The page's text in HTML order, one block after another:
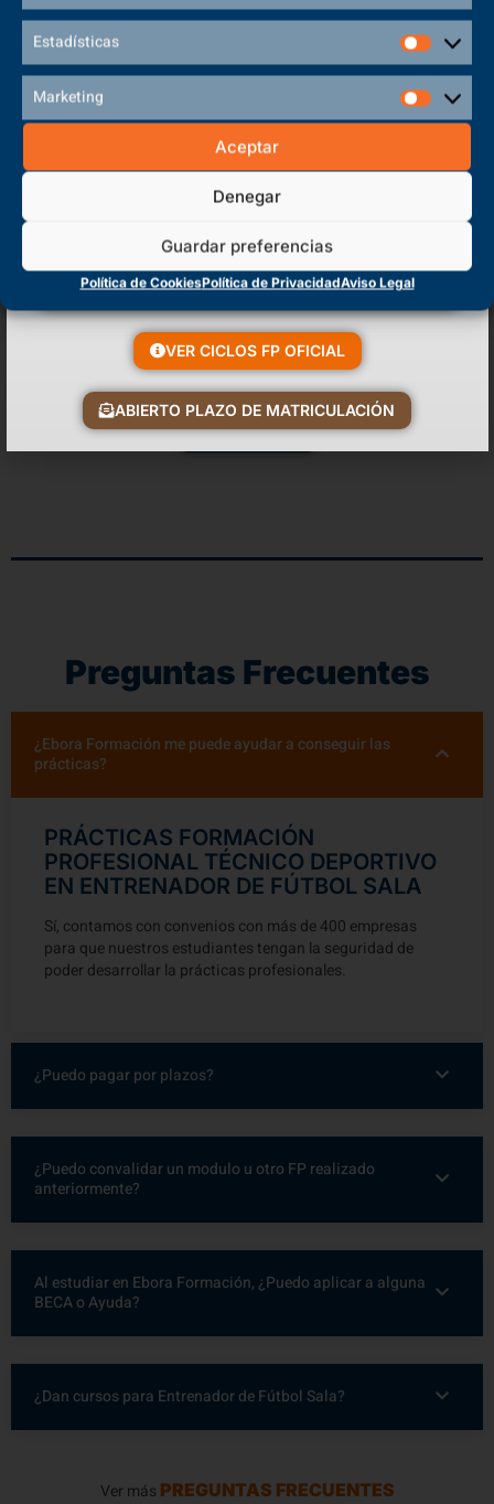
Estadísticas
Marketing
Aceptar
Denegar
Guardar preferencias
Política de CookiesPolítica de PrivacidadAviso Legal
En Entrenador de Fútbol Sala
Inserción Laboral
Competencias
Puestos de Trabajo
Requisitos
Preguntas Frecuentes
¿Ebora Formación me puede ayudar a conseguir las
prácticas?
PRÁCTICAS FORMACIÓN
PROFESIONAL TÉCNICO DEPORTIVO
EN ENTRENADOR DE FÚTBOL SALA
Sí, contamos con convenios con más de 400 empresas
para que nuestros estudiantes tengan la seguridad de
poder desarrollar la prácticas profesionales.
¿Puedo pagar por plazos?
¿Puedo convalidar un modulo u otro FP realizado
anteriormente?
Al estudiar en Ebora Formación, ¿Puedo aplicar a alguna
BECA o Ayuda?
¿Dan cursos para Entrenador de Fútbol Sala?
Ver más PREGUNTAS FRECUENTES
VER CICLOS FP OFICIAL
ABIERTO PLAZO DE MATRICULACIÓN